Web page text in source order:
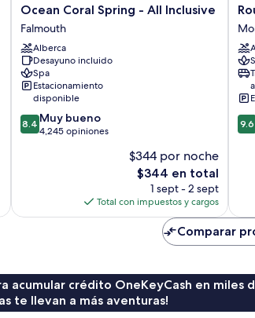
Ocean
Coral
Spring
-
All
Inclusive
Falmouth
Ocean Coral Spring - All Inclusive
Falmouth
Alberca
Desayuno incluido
Spa
Estacionamiento
disponible
8.4
de
8.4 Muy bueno
4,245 opiniones
$344 por noche
El
precio
actual
es
$344 en total
1 sept - 2 sept
Total con impuestos y cargos
Hill
Bay
9.6
de
9.6
Comparar
acumular crédito OneKeyCash en miles
te llevan a más aventuras!